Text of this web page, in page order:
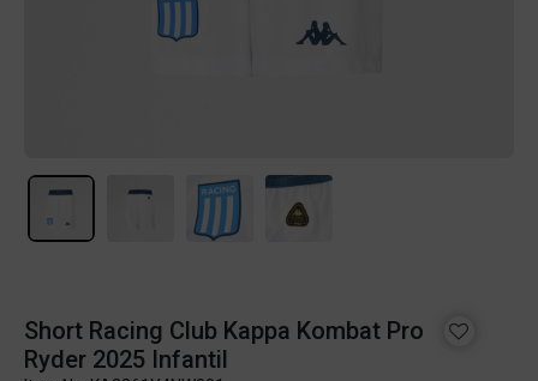
Short Racing Club Kappa Kombat Pro
Ryder 2025 Infantil